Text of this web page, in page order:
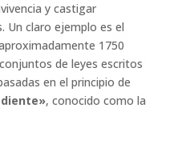
y castigar
Un claro ejemplo es el
1750
de leyes escritos
en el principio de
, conocido como la